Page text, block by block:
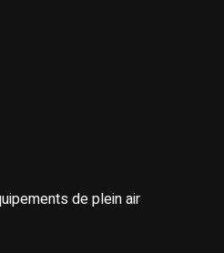
de plein air